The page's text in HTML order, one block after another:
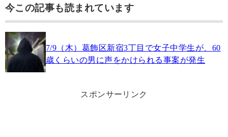
今この記事も読まれています
7/9（木）葛飾区新宿3丁目で女子中学生が、60
歳くらいの男に声をかけられる事案が発生
スポンサーリンク